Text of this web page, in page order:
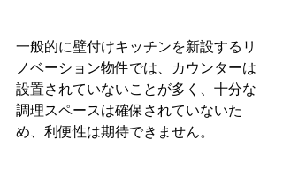
一般的に壁付けキッチンを新設するリ
ノベーション物件では、カウンターは
設置されていないことが多く、十分な
調理スペースは確保されていないた
め、利便性は期待できません。